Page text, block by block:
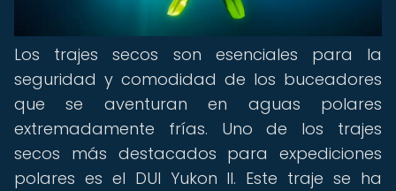
Los trajes secos son esenciales para la
seguridad y comodidad de los buceadores
que se aventuran en aguas polares
extremadamente frías. Uno de los trajes
secos más destacados para expediciones
polares es el DUI Yukon II. Este traje se ha